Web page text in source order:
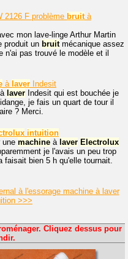
2126 F problème bruità
mon lave-linge Arthur Martin
produit un bruitmécanique assez
pas trouvé le modèle et il
à laver Indesit
à laver Indesit qui est bouchée je
je fais un quart de tour il
? Merci.
intuition
une machine à laver Electrolux
je l'avais un peu trop
faisait bien 5 h qu'elle tournait.
à l'essorage machine à laver
>>>
Cliquez dessus pour